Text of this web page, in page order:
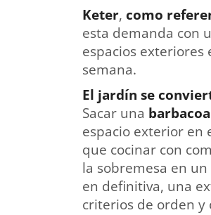
Keter, como
esta demanda con
espacios
semana.
El jardín se
Sacar una
espacio exterior en
que cocinar con
la sobremesa en
en definitiva, una
criterios de orden